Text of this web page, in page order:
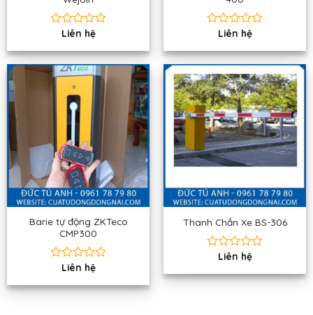
Được
hạng
0
5
Liên hệ
Được
hạng
0
5
sao
Liên hệ
Barie tự động ZKTeco
CMP300
Được
hạng
Liên hệ
Thanh Chắn Xe BS-306
Được
hạng
Liên hệ